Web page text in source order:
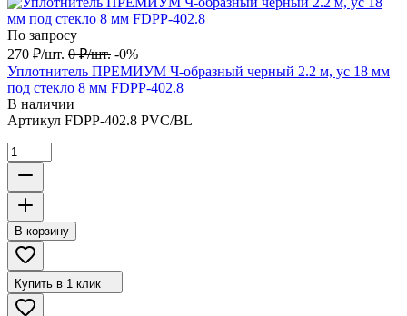
По запросу
270 ₽/шт. 0 ₽/шт. -0%
Уплотнитель ПРЕМИУМ Ч-образный черный 2.2 м, ус 18 мм
под стекло 8 мм FDPP-402.8
В наличии
Артикул FDPP-402.8 PVC/BL
В корзину
Купить в 1 клик